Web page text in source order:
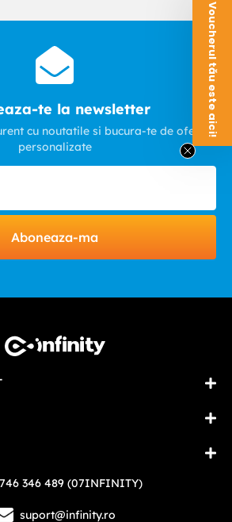
te la newsletter
cu noutatile si bucura-te de oferte
personalizate
Aboneaza-ma
346 489 (07INFINITY)
suport@infinity.ro
Voucherul tău este aici!